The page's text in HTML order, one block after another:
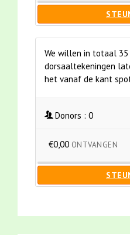
We willen in totaal 35
dorsaaltekeningen
het vanaf de kant
Donors : 0
€0,00 ONTVANGEN